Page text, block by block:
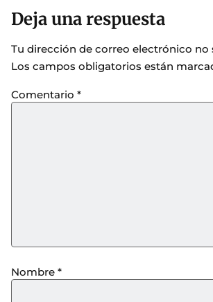
Deja una respuesta
Tu dirección de correo electrónico no
Los campos obligatorios están
Comentario *
Nombre *